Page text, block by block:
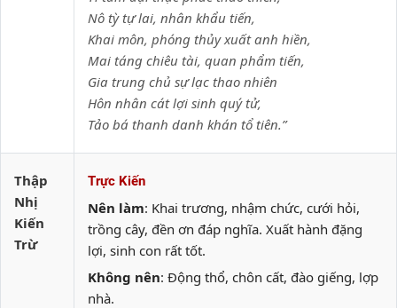
Nô tỳ tự lai, nhân khẩu tiến,
Khai môn, phóng thủy xuất anh hiền,
Mai táng chiêu tài, quan phẩm tiến,
Gia trung chủ sự lạc thao nhiên
Hôn nhân cát lợi sinh quý tử,
Tảo bá thanh danh khán tổ tiên.”
Thập
Nhị
Kiến
Trừ
Trực Kiến
Nên làm: Khai trương, nhậm chức, cưới hỏi,
trồng cây, đền ơn đáp nghĩa. Xuất hành đặng
lợi, sinh con rất tốt.
Không nên: Động thổ, chôn cất, đào giếng, lợp
nhà.